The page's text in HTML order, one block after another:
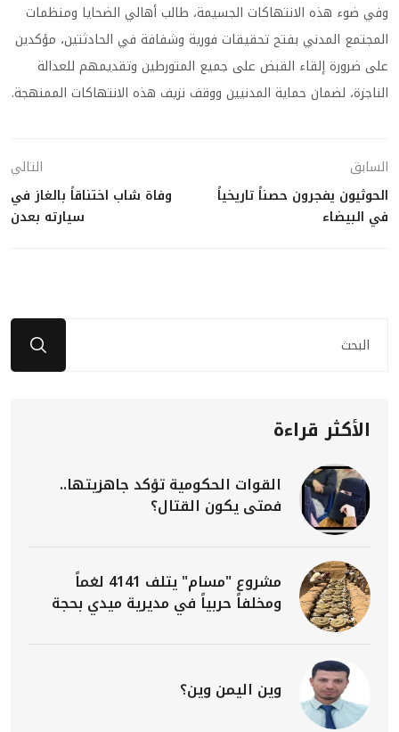
وفي ضوء هذه الانتهاكات الجسيمة، طالب أهالي الضحايا ومنظمات
المجتمع المدني بفتح تحقيقات فورية وشفافة في الحادثتين، مؤكدين
على ضرورة إلقاء القبض على جميع المتورطين وتقديمهم للعدالة
الناجزة، لضمان حماية المدنيين ووقف نزيف هذه الانتهاكات الممنهجة.
السابق
الحوثيون يفجرون حصناً تاريخياً
في البيضاء
التالي
وفاة شاب اختناقاً بالغاز في
سيارته بعدن
الأكثر قراءة
القوات الحكومية تؤكد جاهزيتها..
فمتى يكون القتال؟
مشروع "مسام" يتلف 4141 لغماً
ومخلفاً حربياً في مديرية ميدي بحجة
وين اليمن وين؟